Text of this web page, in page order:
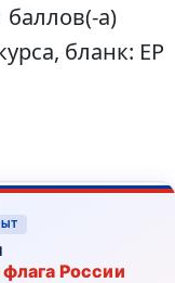
баллов(-а)
бланк: ЕР
России